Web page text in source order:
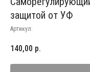
защитой от УФ
Артикул:
140,00 р.